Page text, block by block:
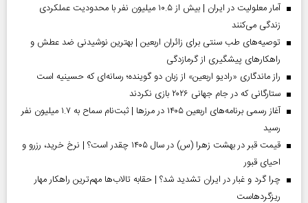
آمار معلولیت در ایران | بیش از ۱۰.۵ میلیون نفر با محدودیت عملکردی
زندگی می‌کنند
توصیه‌های طب سنتی برای زائران اربعین | بهترین نوشیدنی ضد عطش و
راهکارهای پیشگیری از گرمازدگی
راز ماندگاری «رادیو اربعین» از زبان دو گوینده؛ رسانه‌ای که حسینیه است
ستارگانی که در جام جهانی ۲۰۲۶ بازی نکردند
آغاز رسمی برنامه‌های اربعین ۱۴۰۵ در مرز‌ها | ثبت‌نام سماح به ۱.۷ میلیون نفر
رسید
قیمت قبر در بهشت زهرا (س) در سال ۱۴۰۵ چقدر است؟ | نرخ خرید، رزرو و
احیای قبور
چرا گرد و غبار در ایران تشدید شد؟ | حقابه تالاب‌ها مهم‌ترین راهکار مهار
ریزگردهاست